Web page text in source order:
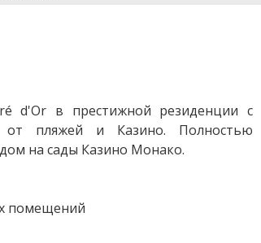
d'Or в престижной резиденции с
от пляжей и Казино. Полностью
на сады Казино Монако.
помещений